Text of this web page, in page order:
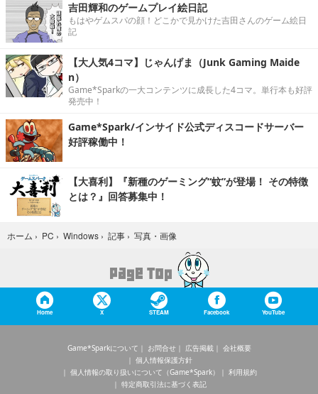
吉田輝和のゲームプレイ絵日記
もはやゲムスパの顔！どこかで見かけた吉田さんのゲーム絵日
記
【大人気4コマ】じゃんげま（Junk Gaming Maide
n）
Game*Sparkの一大コンテンツに成長した4コマ。単行本も好評
発売中！
Game*Spark/インサイド公式ディスコードサーバー
好評稼働中！
【大喜利】『新種のゲーミング“蚊”が登場！ その特徴
とは？』回答募集中！
ホーム › PC › Windows › 記事 › 写真・画像
Home X STEAM Facebook YouTube
Game*Sparkについて お問合せ 広告掲載
会社概要
個人情報保護方針
個人情報の取り扱いについて（Game*Spark）
利用規約
特定商取引法に基づく表記